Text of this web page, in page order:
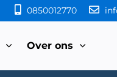
0850012770
Over ons